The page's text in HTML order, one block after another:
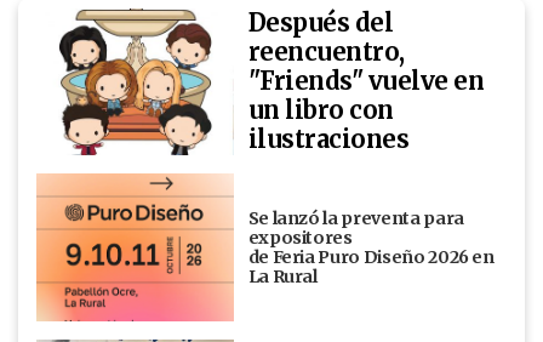
Después del
reencuentro,
"Friends" vuelve en
un libro con
ilustraciones
Se lanzó la preventa para
expositores
de Feria Puro Diseño 2026 en
La Rural